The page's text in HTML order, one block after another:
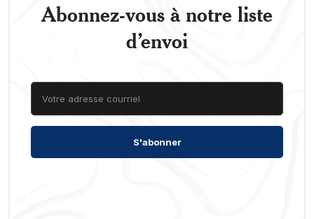
Abonnez-vous à notre liste
d’envoi